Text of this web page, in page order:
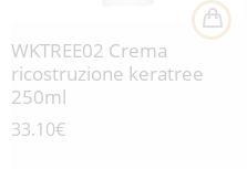
WKTREE02 Crema
ricostruzione keratree
250ml
33.10€